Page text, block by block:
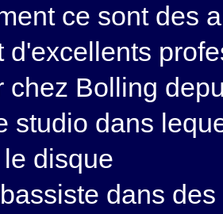
ce sont des
d'excellents
chez Bolling
studio dans
disque
dans